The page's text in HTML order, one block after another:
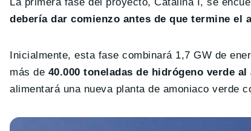
La primera fase del proyecto, Catalina I, se
debería dar comienzo antes de que termine el
Inicialmente, esta fase combinará 1,7 GW de
más de 40.000 toneladas de hidrógeno verde al
alimentará una nueva planta de amoniaco verde